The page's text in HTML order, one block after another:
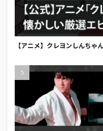
【アニメ】クレヨンしんちゃ